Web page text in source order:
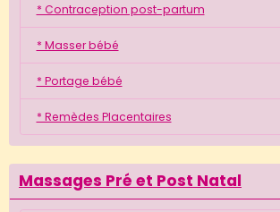
* Contraception post-partum
* Masser bébé
* Portage bébé
* Remèdes Placentaires
Massages Pré et Post Natal